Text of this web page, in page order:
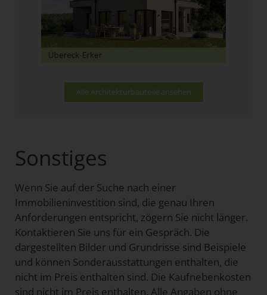
Alle Architekturbauteile ansehen
Sonstiges
Wenn Sie auf der Suche nach einer
Immobilieninvestition sind, die genau Ihren
Anforderungen entspricht, zögern Sie nicht länger.
Kontaktieren Sie uns für ein Gespräch. Die
dargestellten Bilder und Grundrisse sind Beispiele
und können Sonderausstattungen enthalten, die
nicht im Preis enthalten sind. Die Kaufnebenkosten
sind nicht im Preis enthalten. Alle Angaben ohne